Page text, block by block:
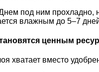
под ним прохладно,
влажным до 5–7
ценным
хватает вместо